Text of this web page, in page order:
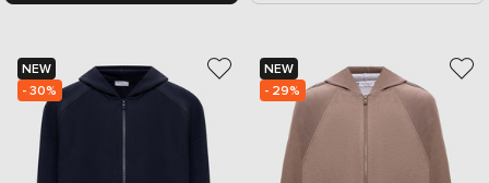
NEW
- 30%
NEW
- 29%